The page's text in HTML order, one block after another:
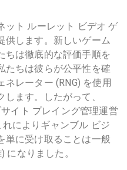
ット ルーレット ビデオ ゲ
供します。新しいゲーム
ちは徹底的な評価手順を
たちは彼らが公平性を確
レーター (RNG) を使用
ます。したがって、
イト プレイング管理運営
によりギャンブル ビジ
単に受け取ることは一般
になりました。